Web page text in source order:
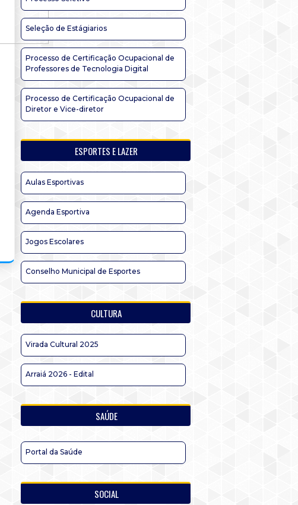
Seleção de Estágiarios
Processo de Certificação Ocupacional de
Professores de Tecnologia Digital
Processo de Certificação Ocupacional de
Diretor e Vice-diretor
ESPORTES E LAZER
Aulas Esportivas
Agenda Esportiva
Jogos Escolares
Conselho Municipal de Esportes
CULTURA
Virada Cultural 2025
Arraiá 2026 - Edital
SAÚDE
Portal da Saúde
SOCIAL